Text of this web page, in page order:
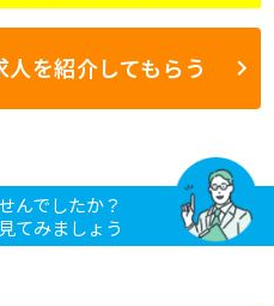
を紹介してもらう
んでしたか？
てみましょう